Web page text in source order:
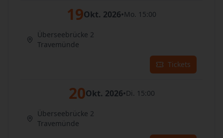
19Okt. 2026•Mo. 15:00
Überseebrücke 2
Travemünde
Tickets
20Okt. 2026•Di. 15:00
Überseebrücke 2
Travemünde